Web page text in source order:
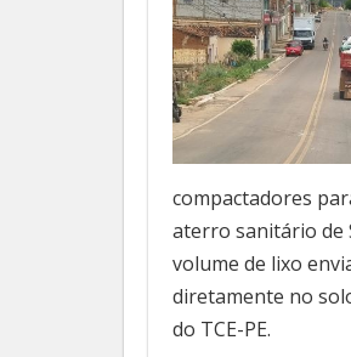
compactadores
aterro sanitário de
volume de lixo
diretamente no
do TCE-PE.